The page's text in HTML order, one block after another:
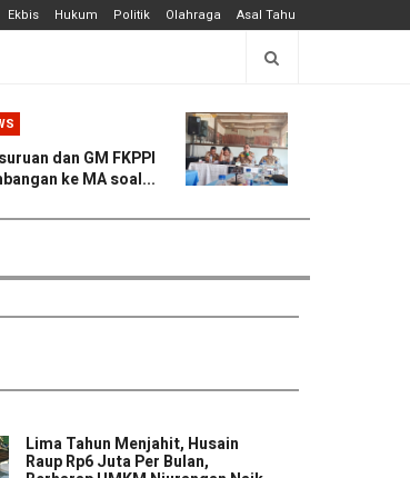
Ekbis Hukum Politik Olahraga Asal Tahu
dan GM FKPPI
ke MA soal...
Lima Tahun Menjahit, Husain
Raup Rp6 Juta Per Bulan,